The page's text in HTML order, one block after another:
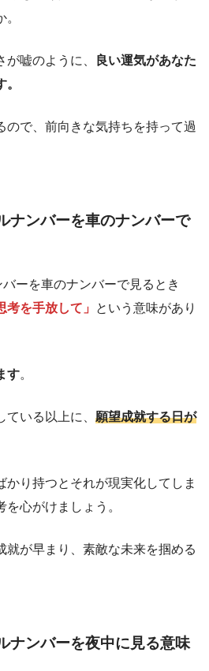
嘘のように、
良い運気があなた
ので、前向きな気持ちを持って過
ナンバーを車のナンバーで
バーを車のナンバーで見るとき
考を手放して」
という意味があり
す。
いる以上に、 願望成就する日が
かり持つとそれが現実化してしま
心がけましょう。
就が早まり、素敵な未来を掴める
ナンバーを夜中に見る意味